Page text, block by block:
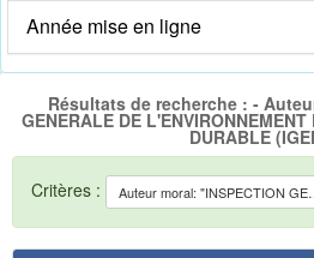
Année mise en ligne
Résultats de recherche : -
GENERALE DE
DURABLE
Critères :